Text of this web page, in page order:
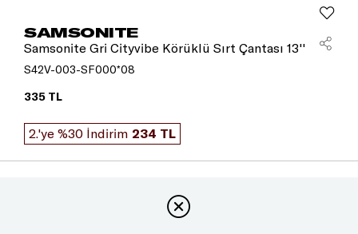
SAMSONITE
Samsonite Gri Cityvibe Körüklü Sırt Çantası 13''
S42V-003-SF000*08
335 TL
2.'ye %30 İndirim 234 TL